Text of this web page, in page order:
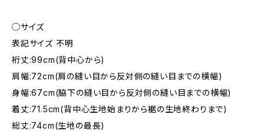
◯サイズ
表記サイズ 不明
裄丈:99cm(背中心から)
肩幅:72cm(肩の縫い目から反対側の縫い目までの横幅)
身幅:67cm(脇下の縫い目から反対側の縫い目までの横幅)
着丈:71.5cm(背中心生地始まりから裾の生地終わりまで)
総丈:74cm(生地の最長)